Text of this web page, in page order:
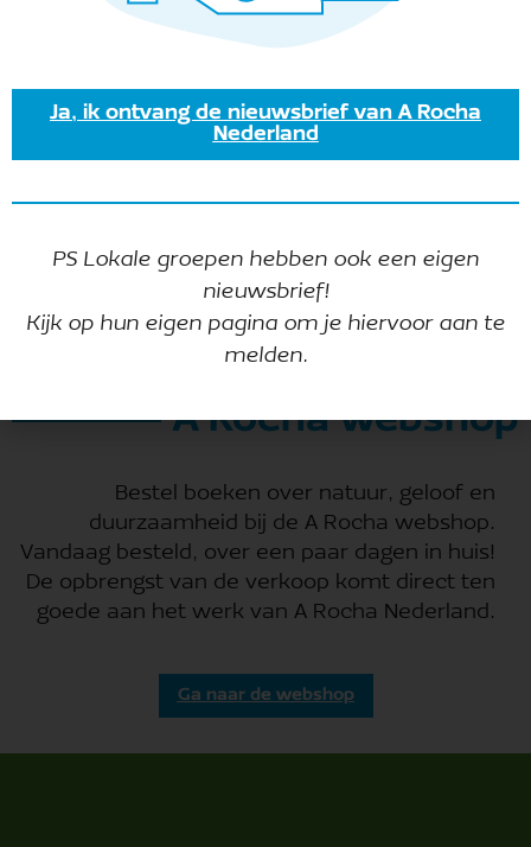
Lokale Groepen
Onze lokale groepen zetten zich in voor
natuurbehoud: de handen uit de mouwen steken
om kunnen gaan met de schepping. En ons te
heeft gemaakt.
Lees meer …
A Rocha webshop
Bestel boeken over natuur, geloof en
duurzaamheid bij de A Rocha webshop.
Vandaag besteld, over een paar dagen in huis!
De opbrengst van de verkoop komt direct ten
goede aan het werk van A Rocha Nederland.
Ga naar de webshop
Ja, ik ontvang de nieuwsbrief van A Rocha
Nederland
PS Lokale groepen hebben ook een eigen
nieuwsbrief!
Kijk op hun eigen pagina om je hiervoor aan te
melden.